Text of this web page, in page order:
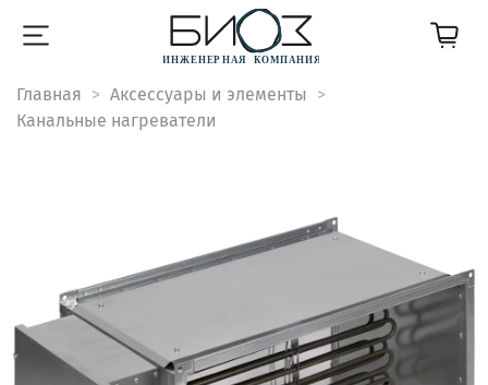
Главная
Аксессуары и элементы
Канальные нагреватели